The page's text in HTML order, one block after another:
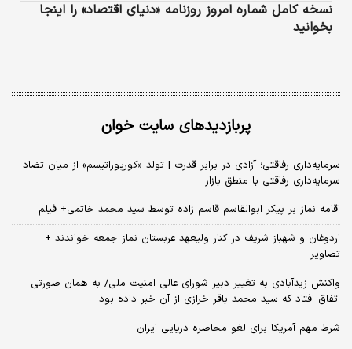
نسخه کامل شماره امروز روزنامه «دنیای‌ اقتصاد» را اینجا
بخوانید
پربازدیدهای سایت خوان
سرمایه‌داری رفاقتی؛ آزادی در برابر قدرت | تولد «کورپوراتیسم» از میان تضاد
سرمایه‌داری رفاقتی با منطق بازار
اقامه نماز بر پیکر ابوالقاسم قاسم زاده توسط سید محمد خاتمی+ فیلم
اردوغان و شهباز شریف در کنار ولیعهد عربستان نماز جمعه خواندند +
تصاویر
واکنش زیدآبادی به تغییر دبیر شورای عالی امنیت ملی/ به همان صورتی
اتفاق افتاد که سید محمد باقر خرازی از آن خبر داده بود
شرط مهم آمریکا برای لغو محاصره دریایی ایران